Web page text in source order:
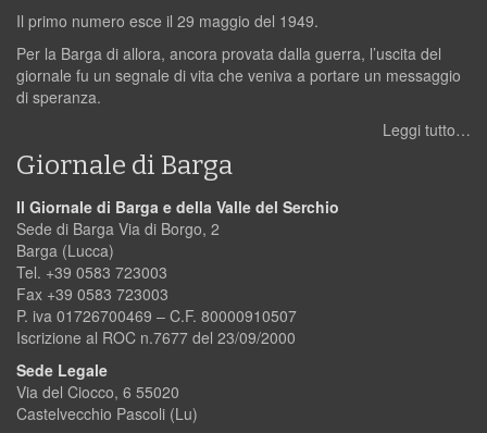
Il primo numero esce il 29 maggio del 1949.
Per la Barga di allora, ancora provata dalla guerra, l’uscita del
giornale fu un segnale di vita che veniva a portare un messaggio
di speranza.
Leggi tutto…
Giornale di Barga
Il Giornale di Barga e della Valle del Serchio
Sede di Barga Via di Borgo, 2
Barga (Lucca)
Tel. +39 0583 723003
Fax +39 0583 723003
P. iva 01726700469 – C.F. 80000910507
Iscrizione al ROC n.7677 del 23/09/2000
Sede Legale
Via del Ciocco, 6 55020
Castelvecchio Pascoli (Lu)